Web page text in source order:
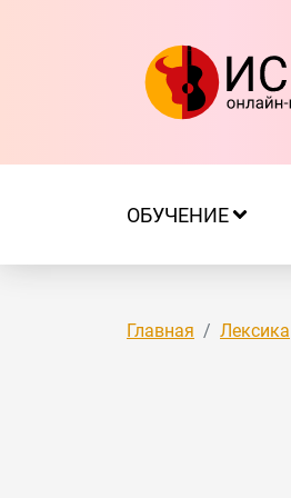
ОБУЧЕНИЕ
Главная Лексика